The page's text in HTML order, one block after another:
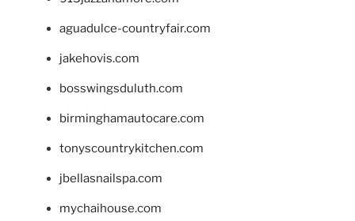
aguadulce-countryfair.com
jakehovis.com
bosswingsduluth.com
birminghamautocare.com
tonyscountrykitchen.com
jbellasnailspa.com
mychaihouse.com